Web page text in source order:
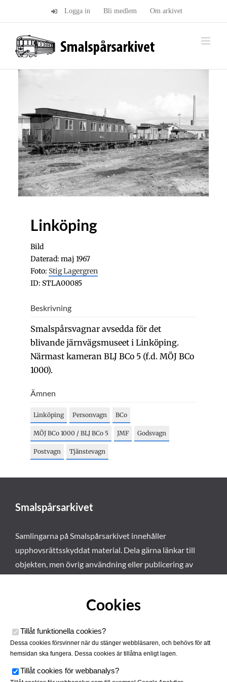
Logga in Bli medlem Om arkivet
Linköping
Bild
Daterad: maj 1967
Foto: Stig Lagergren
ID: STLA00085
Beskrivning
Smalspårsvagnar avsedda för det
blivande järnvägsmuseet i Linköping.
Närmast kameran BLJ BCo 5 (f.d. MÖJ BCo
1000).
Ämnen
Linköping Personvagn BCo
MÖJ BCo 1000 / BLJ BCo 5 JMF Godsvagn
Postvagn Tjänstevagn
Smalspårsarkivet
Samlingarna på Smalspårsarkivet innehåller
upphovsrättsskyddat material. Dela gärna länkar till
objekten, men övrig användning eller publicering av
Cookies
Tillåt funktionella cookies?
Dessa cookies försvinner när du stänger webbläsaren, och behövs för att
hemsidan ska fungera. Dessa cookies är tillåtna enligt lagen.
Tillåt cookies för webbanalys?